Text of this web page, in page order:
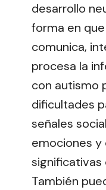
desarrollo
forma en
comunica,
procesa la
con autismo
dificultades
señales
emociones y
significativas
También